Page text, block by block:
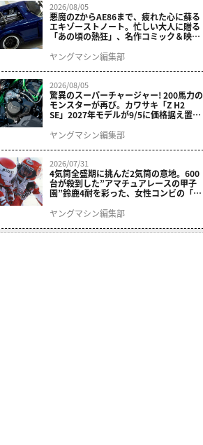
2026/08/05
悪魔のZからAE86まで、疲れた心に蘇る
エキゾーストノート。忙しい大人に贈る
「あの頃の熱狂」、名作コミック＆映画
結！
ヤングマシン編集部
2026/08/05
驚異のスーパーチャージャー! 200馬力の
モンスターが再び。カワサキ「Z H2
SE」2027年モデルが9/5に価格据え置き
ヤングマシン編集部
2026/07/31
4気筒全盛期に挑んだ2気筒の意地。600
台が殺到した”アマチュアレースの甲子
園”鈴鹿4耐を彩った、女性コンビの「ス
ヤングマシン編集部